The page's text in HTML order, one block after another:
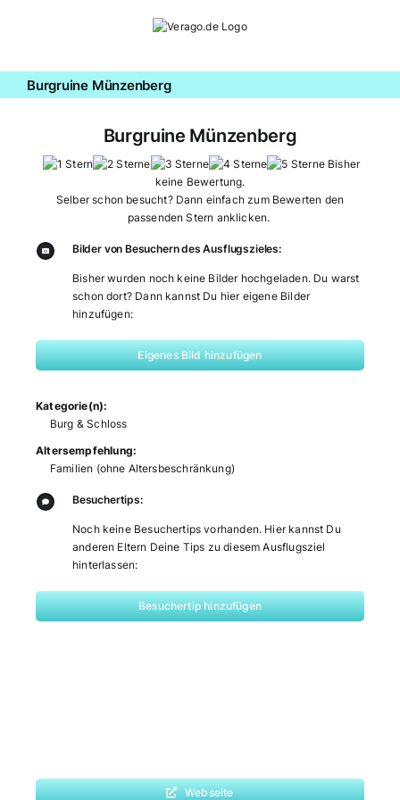
Burgruine Münzenberg
Burgruine Münzenberg
Bisher
keine Bewertung.
Selber schon besucht? Dann einfach zum Bewerten den
passenden Stern anklicken.
Bilder von Besuchern des Ausflugszieles:
Bisher wurden noch keine Bilder hochgeladen. Du warst
schon dort? Dann kannst Du hier eigene Bilder
hinzufügen:
Eigenes Bild hinzufügen
Kategorie(n):
Burg & Schloss
Altersempfehlung:
Familien (ohne Altersbeschränkung)
Besuchertips:
Noch keine Besuchertips vorhanden. Hier kannst Du
anderen Eltern Deine Tips zu diesem Ausflugsziel
hinterlassen:
Besuchertip hinzufügen
Webseite